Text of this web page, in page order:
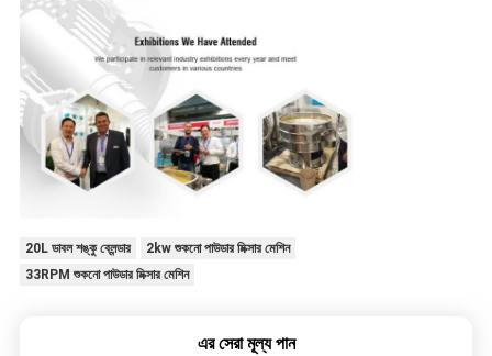
20L ডাবল শঙ্কু ব্লেন্ডার
2kw শুকনো পাউডার মিক্সার মেশিন
33RPM শুকনো পাউডার মিক্সার মেশিন
এর সেরা মূল্য পান